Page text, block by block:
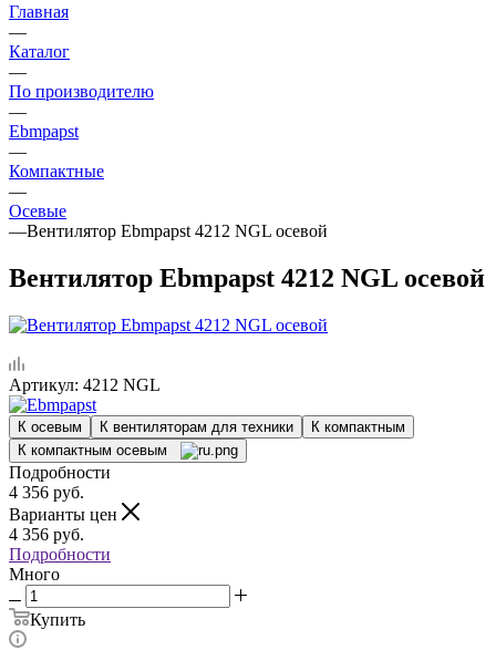
Главная
—
Каталог
—
По производителю
—
Ebmpapst
—
Компактные
—
Осевые
—Вентилятор Ebmpapst 4212 NGL осевой
Вентилятор Ebmpapst 4212 NGL осевой
Артикул: 4212 NGL
К осевым К вентиляторам для техники
К компактным
К компактным осевым
Подробности
4 356 руб.
Варианты цен
4 356 руб.
Подробности
Много
Купить